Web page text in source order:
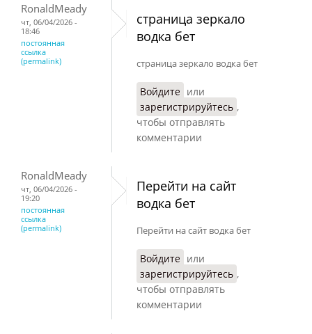
RonaldMeady
чт, 06/04/2026 -
18:46
постоянная
ссылка
(permalink)
страница зеркало
водка бет
страница зеркало водка бет
Войдите или
зарегистрируйтесь ,
чтобы отправлять
комментарии
RonaldMeady
чт, 06/04/2026 -
19:20
постоянная
ссылка
(permalink)
Перейти на сайт
водка бет
Перейти на сайт водка бет
Войдите или
зарегистрируйтесь ,
чтобы отправлять
комментарии